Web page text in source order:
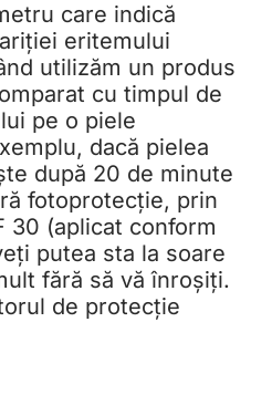
care indică
eritemului
utilizăm un produs
cu timpul de
pe o piele
dacă pielea
după 20 de minute
fotoprotecție, prin
30 (aplicat conform
putea sta la soare
fără să vă înroșiți.
de protecție